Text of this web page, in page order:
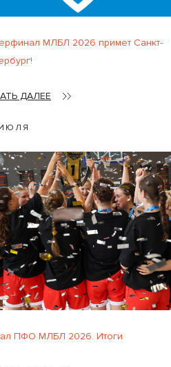
МЛБЛ 2026 примет Санкт-
ДАЛЕЕ
ПФО МЛБЛ 2026. Итоги